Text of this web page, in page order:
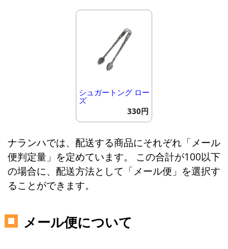
シュガートング ロー
ズ
330円
ナランハでは、配送する商品にそれぞれ「メール
便判定量」を定めています。 この合計が100以下
の場合に、配送方法として「メール便」を選択す
ることができます。
メール便について